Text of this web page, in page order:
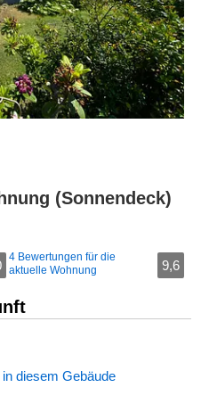
(Sonnendeck)
4 Bewertungen für die
aktuelle Wohnung
9,6
diesem Gebäude